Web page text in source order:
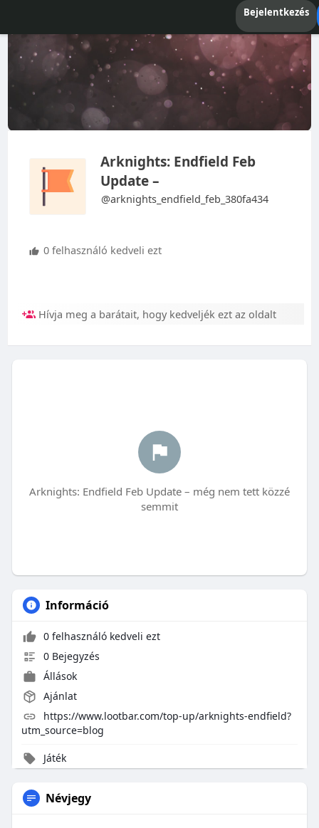
Bejelentkezés
Arknights: Endfield Feb
Update –
@arknights_endfield_feb_380fa434
0 felhasználó kedveli ezt
Hívja meg a barátait, hogy kedveljék ezt az oldalt
Arknights: Endfield Feb Update – még nem tett közzé
semmit
Információ
0 felhasználó kedveli ezt
0 Bejegyzés
Állások
Ajánlat
https://www.lootbar.com/top-up/arknights-endfield?
utm_source=blog
Játék
Névjegy